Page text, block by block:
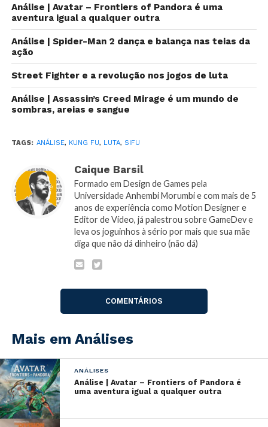
imergir em diversas fantasias,Sifunos faz viver um
clássico filme de Kung Fu com todos as partes boas, e
também as partes ruins. Sua experiência dependerá
totalmente de sua dedicação.
Tira casaco, bota casaco
basicamente já nasceu com os videogames (não sendo
cobravam fichas/créditos toda vez que você fracassava
a fim de poder continuar sua experiência,
recente a tendência de jogos que até questionam sua
necessidade ao remover completamente as condições
de derrota.
Existem também aqueles que utilizam esse conceito
como a ideia central da experiência, como os
Análise | Avatar – Frontiers of Pandora é uma
aventura igual a qualquer outra
Análise | Spider-Man 2 dança e balança nas teias da
ação
Street Fighter e a revolução nos jogos de luta
Análise | Assassin’s Creed Mirage é um mundo de
sombras, areias e sangue
TAGS: ANÁLISE, KUNG FU, LUTA, SIFU
Caique Barsil
Formado em Design de Games pela
Universidade Anhembi Morumbi e com mais de 5
anos de experiência como Motion Designer e
Editor de Vídeo, já palestrou sobre GameDev e
leva os joguinhos à sério por mais que sua mãe
diga que não dá dinheiro (não dá)
COMENTÁRIOS
Mais em Análises
ANÁLISES
Análise | Avatar – Frontiers of Pandora é
uma aventura igual a qualquer outra